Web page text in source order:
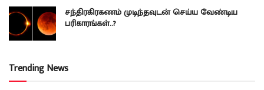
சந்திரகிரகணம் முடிந்தவுடன் செய்ய வேண்டிய
பரிகாரங்கள்..?
Trending News